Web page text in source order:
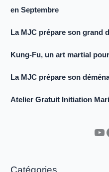
en Septembre
La MJC prépare son grand
Kung-Fu, un art martial
La MJC prépare son
Atelier Gratuit Initiation
YouTube
Catégories